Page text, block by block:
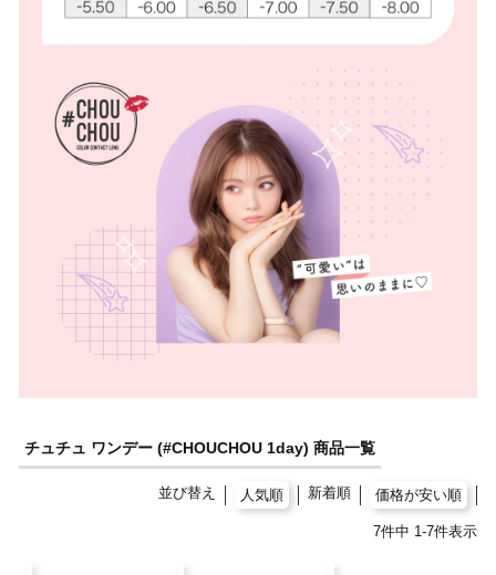
チュチュ ワンデー (#CHOUCHOU 1day) 商品一覧
並び替え 人気順 新着順 価格が安い順
7件中 1-7件表示